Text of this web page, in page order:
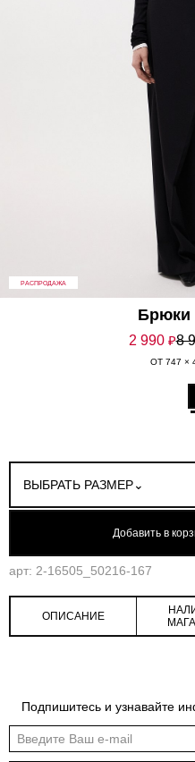
РАСПРОДАЖА
Брюки
2 990 ₽8
ОТ 747 ×
ВЫБРАТЬ РАЗМЕР
Добавить в
арт: 2-16505_50216-167
Обмеры изделия
ОПИСАНИЕ
Подпишитесь и узнавайте